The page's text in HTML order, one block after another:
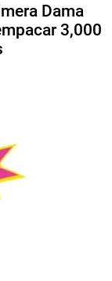
Dama
3,000